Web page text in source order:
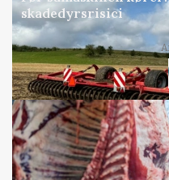
skadedyrsrisici